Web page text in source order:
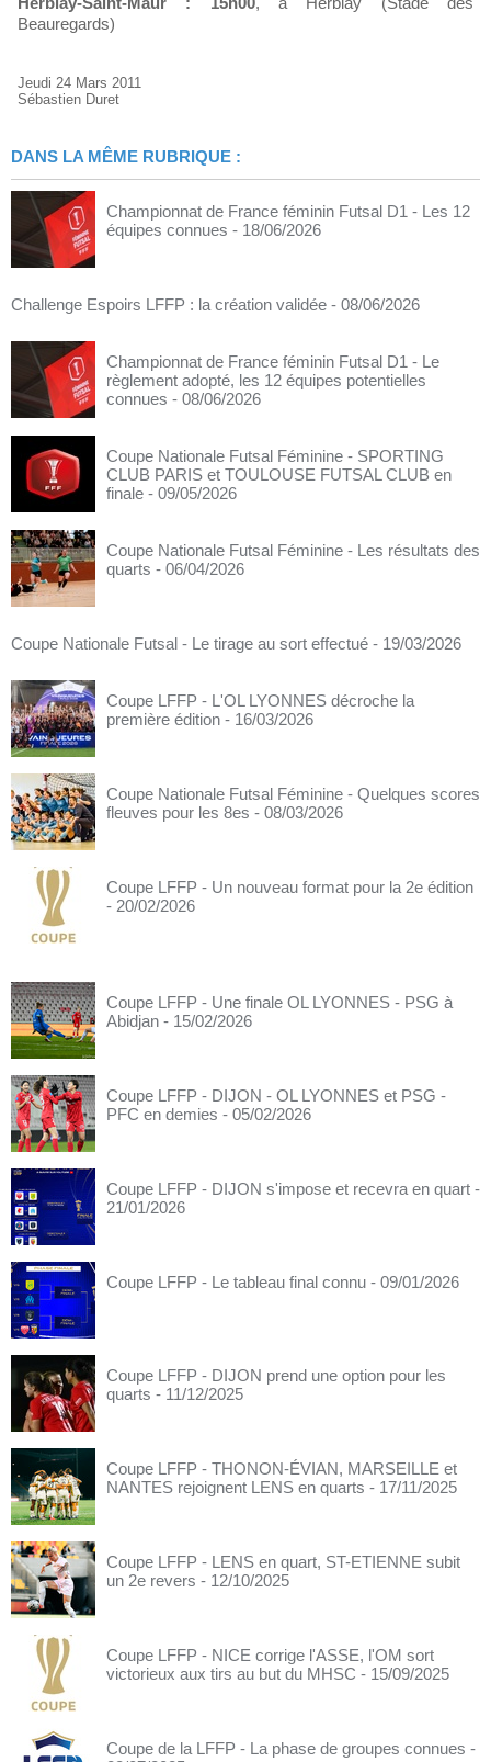
Beauregards)
Jeudi 24 Mars 2011
Sébastien Duret
DANS LA MÊME RUBRIQUE :
Championnat de France féminin Futsal D1 - Les 12
équipes connues - 18/06/2026
Challenge Espoirs LFFP : la création validée - 08/06/2026
Championnat de France féminin Futsal D1 - Le
règlement adopté, les 12 équipes potentielles
connues - 08/06/2026
Coupe Nationale Futsal Féminine - SPORTING
CLUB PARIS et TOULOUSE FUTSAL CLUB en
finale - 09/05/2026
Coupe Nationale Futsal Féminine - Les résultats des
quarts - 06/04/2026
Coupe Nationale Futsal - Le tirage au sort effectué - 19/03/2026
Coupe LFFP - L'OL LYONNES décroche la
première édition - 16/03/2026
Coupe Nationale Futsal Féminine - Quelques scores
fleuves pour les 8es - 08/03/2026
Coupe LFFP - Un nouveau format pour la 2e édition
- 20/02/2026
Coupe LFFP - Une finale OL LYONNES - PSG à
Abidjan - 15/02/2026
Coupe LFFP - DIJON - OL LYONNES et PSG -
PFC en demies - 05/02/2026
Coupe LFFP - DIJON s'impose et recevra en quart -
21/01/2026
Coupe LFFP - Le tableau final connu - 09/01/2026
Coupe LFFP - DIJON prend une option pour les
quarts - 11/12/2025
Coupe LFFP - THONON-ÉVIAN, MARSEILLE et
NANTES rejoignent LENS en quarts - 17/11/2025
Coupe LFFP - LENS en quart, ST-ETIENNE subit
un 2e revers - 12/10/2025
Coupe LFFP - NICE corrige l'ASSE, l'OM sort
victorieux aux tirs au but du MHSC - 15/09/2025
Coupe de la LFFP - La phase de groupes connues -